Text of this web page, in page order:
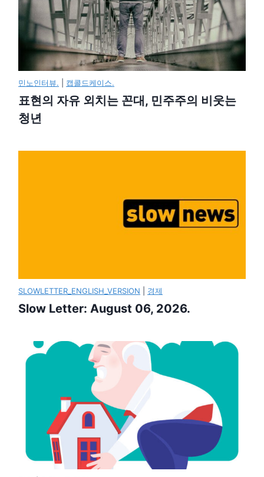
민노인터뷰. 캡콜드케이스.
표현의 자유 외치는 꼰대, 민주주의 비웃는
청년
SLOWLETTER_ENGLISH_VERSION 경제
Slow Letter: August 06, 2026.